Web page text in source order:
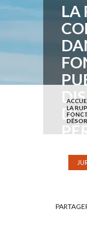
LA
Publié
LA